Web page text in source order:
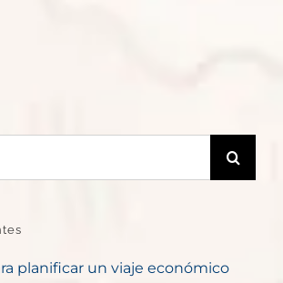
planificar un viaje económico